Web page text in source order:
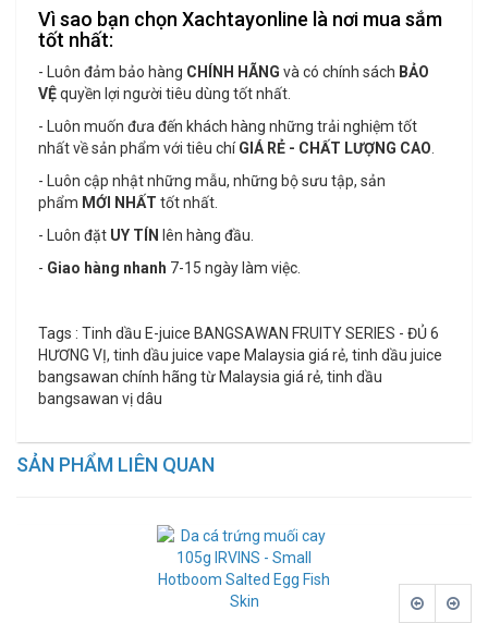
Vì sao bạn chọn Xachtayonline là nơi mua sắm
tốt nhất:
- Luôn đảm bảo hàng CHÍNH HÃNG và có chính sách BẢO
VỆquyền lợi người tiêu dùng tốt nhất.
- Luôn muốn đưa đến khách hàng những trải nghiệm tốt
nhất về sản phẩm với tiêu chíGIÁ RẺ - CHẤT LƯỢNG CAO
- Luôn cập nhật những mẫu, những bộ sưu tập, sản
phẩm MỚI NHẤT tốt nhất.
- Luôn đặt UY TÍN lên hàng đầu.
- Giao hàng nhanh 7-15 ngày làm việc.
Tags : Tinh dầu E-juice BANGSAWAN FRUITY SERIES - ĐỦ 6
HƯƠNG VỊ, tinh dầu juice vape Malaysia giá rẻ, tinh dầu juice
bangsawan chính hãng từ Malaysia giá rẻ, tinh dầu
bangsawan vị dâu
SẢN PHẨM LIÊN QUAN